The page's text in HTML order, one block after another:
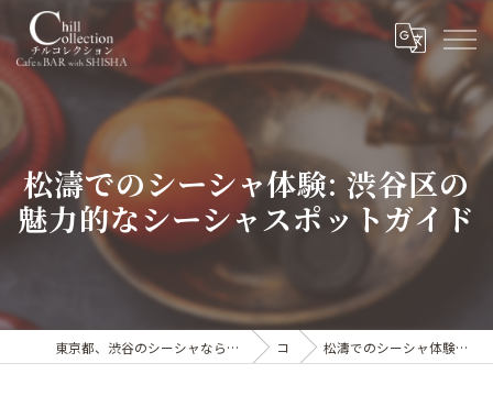
松濤でのシーシャ体験: 渋谷区の
魅力的なシーシャスポットガイド
東京都、渋谷のシーシャならカフェ&シーシャバー Chill collection渋谷センター街店 コラム 松濤でのシーシャ体験: 渋谷区の魅力的なシーシャスポットガイド